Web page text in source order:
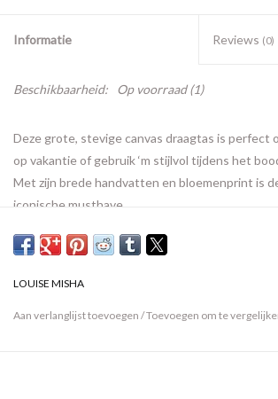
Informatie Reviews (0)
Beschikbaarheid: Op voorraad(1)
Deze grote, stevige canvas draagtas is perfect
op vakantie of gebruik ‘m stijlvol tijdens het
Met zijn brede handvatten en bloemenprint is
iconische musthave.
LOUISE MISHA
Aan verlanglijst toevoegen /Toevoegen om te